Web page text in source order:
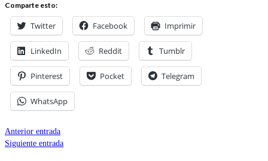
Comparte esto:
Twitter Facebook Imprimir
LinkedIn Reddit Tumblr
Pinterest Pocket Telegram
WhatsApp
Anterior entrada
Siguiente entrada